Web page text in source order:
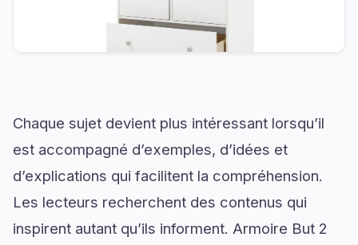
Chaque sujet devient plus intéressant lorsqu’il
est accompagné d’exemples, d’idées et
d’explications qui facilitent la compréhension.
Les lecteurs recherchent des contenus qui
inspirent autant qu’ils informent. Armoire But 2